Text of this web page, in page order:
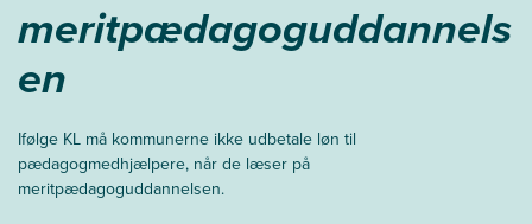
meritpædagoguddannels
en
Ifølge KL må kommunerne ikke udbetale løn til
pædagogmedhjælpere, når de læser på
meritpædagoguddannelsen.